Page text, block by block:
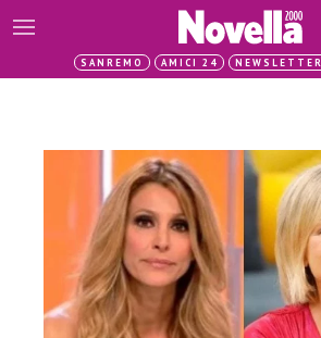
SANREMO AMICI 24 NEWSLETTER